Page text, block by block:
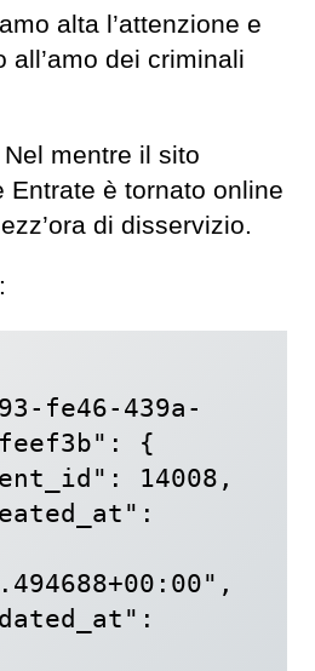
alta l’attenzione e
all’amo dei criminali
Nel mentre il sito
Entrate è tornato online
di disservizio.
{